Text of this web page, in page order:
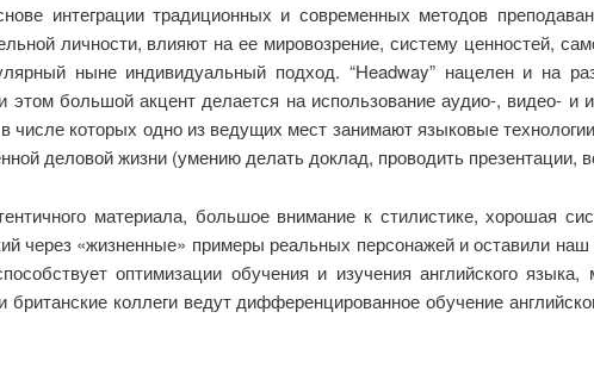
интеграции традиционных и современных методов
личности, влияют на ее мировозрение, систему ценностей,
ныне индивидуальный подход. “Headway” нацелен и на
этом большой акцент делается на использование аудио-, видео- и
которых одно из ведущих мест занимают языковые
деловой жизни (умению делать доклад, проводить презентации,
материала, большое внимание к стилистике, хорошая
через «жизненные» примеры реальных персонажей и оставили
оптимизации обучения и изучения английского
коллеги ведут дифференцированное обучение